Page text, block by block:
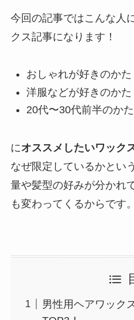
今回の記事ではこんな人
クス記事になります！
おしゃれが好きのかた
洋服などが好きのかた
20代〜30代前半のかた
にオススメしたいワック
なぜ限定しているかとい
量や髪型の好みが分かれ
も変わってくるからです。
男性用ヘアワック